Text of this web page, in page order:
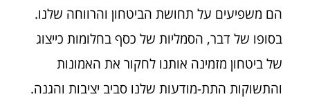
הם משפיעים על תחושת הביטחון והרווחה שלנו.
בסופו של דבר, הסמליות של כסף בחלומות כייצוג
של ביטחון מזמינה אותנו לחקור את האמונות
והתשוקות התת-מודעות שלנו סביב יציבות והגנה.